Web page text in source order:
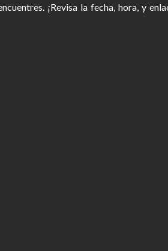
¡Revisa la fecha, hora, y